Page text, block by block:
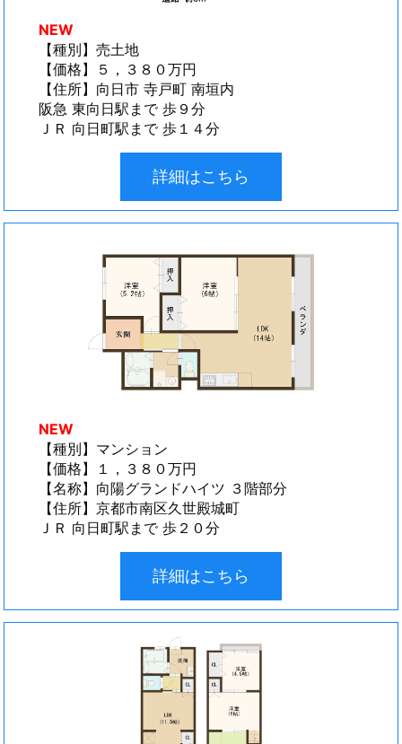
NEW
【種別】売土地
【価格】５，３８０万円
【住所】向日市 寺戸町 南垣内
阪急 東向日駅まで 歩９分
ＪＲ 向日町駅まで 歩１４分
詳細はこちら
NEW
【種別】マンション
【価格】１，３８０万円
【名称】向陽グランドハイツ ３階部分
【住所】京都市南区久世殿城町
ＪＲ 向日町駅まで 歩２０分
詳細はこちら